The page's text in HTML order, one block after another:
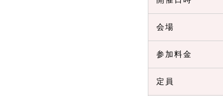
会場
参加料金
定員